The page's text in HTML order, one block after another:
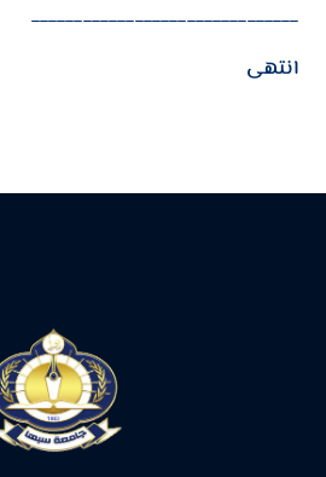
_______________________________
انتهى